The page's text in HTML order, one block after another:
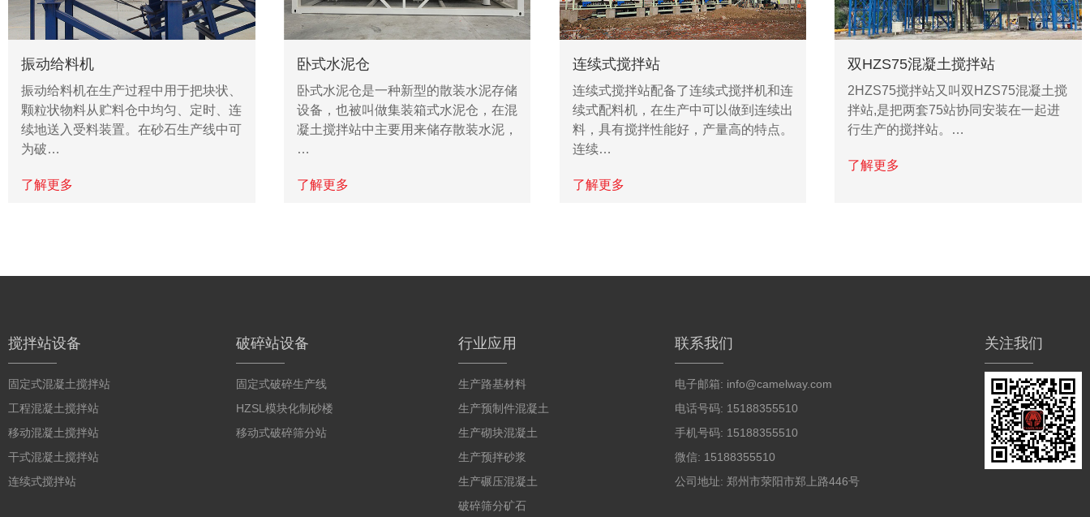
振动给料机
振动给料机在生产过程中用于把块状、
颗粒状物料从贮料仓中均匀、定时、连
续地送入受料装置。在砂石生产线中可
为破…
了解更多
卧式水泥仓
卧式水泥仓是一种新型的散装水泥存储
设备，也被叫做集装箱式水泥仓，在混
凝土搅拌站中主要用来储存散装水泥，
…
了解更多
连续式搅拌站
连续式搅拌站配备了连续式搅拌机和连
续式配料机，在生产中可以做到连续出
料，具有搅拌性能好，产量高的特点。
连续…
了解更多
双HZS75混凝土搅拌站
2HZS75搅拌站又叫双HZS75混凝土搅
拌站,是把两套75站协同安装在一起进
行生产的搅拌站。…
了解更多
搅拌站设备
固定式混凝土搅拌站
工程混凝土搅拌站
移动混凝土搅拌站
干式混凝土搅拌站
连续式搅拌站
破碎站设备
固定式破碎生产线
HZSL模块化制砂楼
移动式破碎筛分站
行业应用
生产路基材料
生产预制件混凝土
生产砌块混凝土
生产预拌砂浆
生产碾压混凝土
破碎筛分矿石
联系我们
电子邮箱: info@camelway.com
电话号码: 15188355510
手机号码: 15188355510
微信: 15188355510
公司地址: 郑州市荥阳市郑上路446号
关注我们